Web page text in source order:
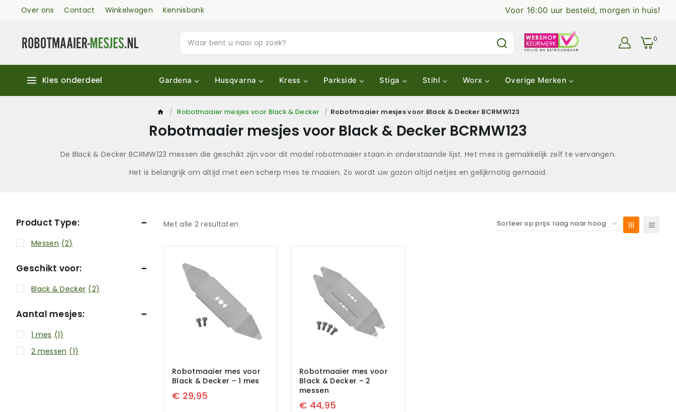
Over ons Contact Winkelwagen Kennisbank Voor 16:00 uur besteld, morgen in huis!
0
Kies onderdeel Gardena Husqvarna Kress Parkside Stiga Stihl Worx Overige Merken
/ Robotmaaier mesjes voor Black & Decker / Robotmaaier mesjes voor Black & Decker BCRMW123
Robotmaaier mesjes voor Black & Decker BCRMW123
De Black & Decker BCRMW123 messen die geschikt zijn voor dit model robotmaaier staan in onderstaande lijst. Het mes is gemakkelijk zelf te vervangen.
Het is belangrijk om altijd met een scherp mes te maaien. Zo wordt uw gazon altijd netjes en gelijkmatig gemaaid.
Met alle 2 resultaten
Robotmaaier mes voor
Black & Decker – 1 mes
€ 29,95
Robotmaaier mes voor
Black & Decker – 2
messen
€ 44,95
Product Type:
Messen (2)
Geschikt voor:
Black & Decker (2)
Aantal mesjes:
1 mes (1)
2 messen (1)